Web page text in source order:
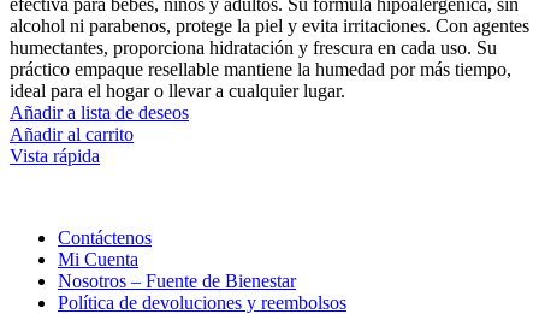
efectiva para bebés, niños y adultos. Su fórmula hipoalergénica, sin
alcohol ni parabenos, protege la piel y evita irritaciones. Con agentes
humectantes, proporciona hidratación y frescura en cada uso. Su
práctico empaque resellable mantiene la humedad por más tiempo,
ideal para el hogar o llevar a cualquier lugar.
Añadir a lista de deseos
Añadir al carrito
Vista rápida
Contáctenos
Mi Cuenta
Nosotros – Fuente de Bienestar
Política de devoluciones y reembolsos